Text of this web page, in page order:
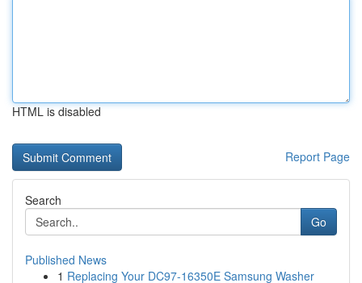
HTML is disabled
Report Page
Search
Go
Published News
1 Replacing Your DC97-16350E Samsung Washer